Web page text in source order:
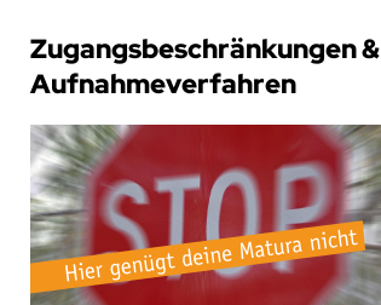
Zugangsbeschränkungen &
Aufnahmeverfahren